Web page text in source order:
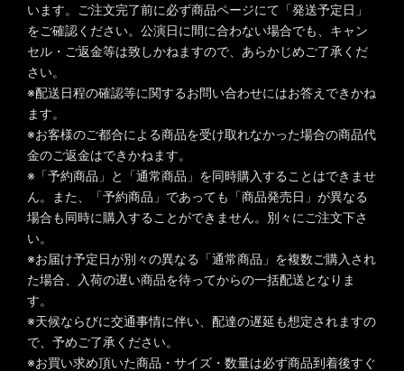
います。ご注文完了前に必ず商品ページにて「発送予定日」
をご確認ください。公演日に間に合わない場合でも、キャン
セル・ご返金等は致しかねますので、あらかじめご了承くだ
さい。
※配送日程の確認等に関するお問い合わせにはお答えできかね
ます。
※お客様のご都合による商品を受け取れなかった場合の商品代
金のご返金はできかねます。
※「予約商品」と「通常商品」を同時購入することはできませ
ん。また、「予約商品」であっても「商品発売日」が異なる
場合も同時に購入することができません。別々にご注文下さ
い。
※お届け予定日が別々の異なる「通常商品」を複数ご購入され
た場合、入荷の遅い商品を待ってからの一括配送となりま
す。
※天候ならびに交通事情に伴い、配達の遅延も想定されますの
で、予めご了承ください。
※お買い求め頂いた商品・サイズ・数量は必ず商品到着後すぐ